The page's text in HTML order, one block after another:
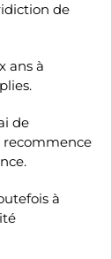
de
ans à
de
à